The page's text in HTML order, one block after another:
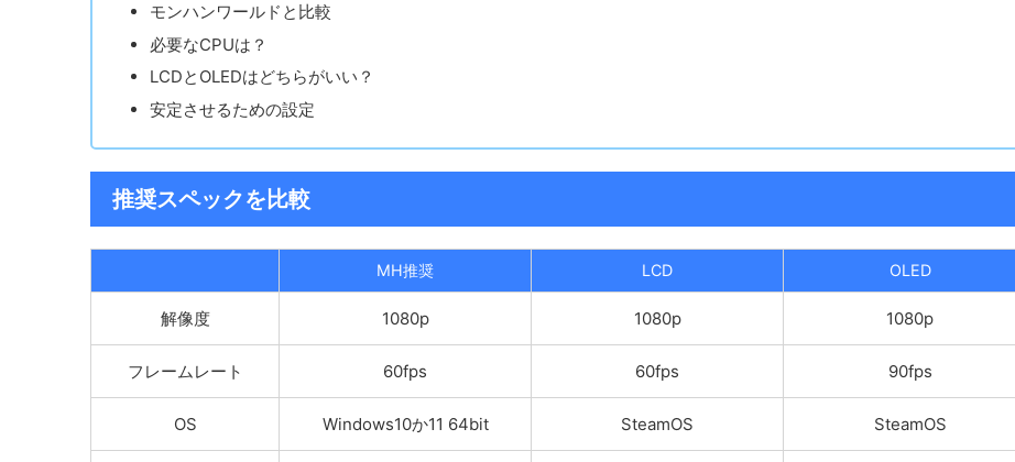
モンハンワールドと比較
必要なCPUは？
LCDとOLEDはどちらがいい？
安定させるための設定
推奨スペックを比較
MH推奨 LCD OLED
解像度 1080p 1080p 1080p
フレームレート 60fps 60fps 90fps
OS Windows10か11 64bit SteamOS SteamOS